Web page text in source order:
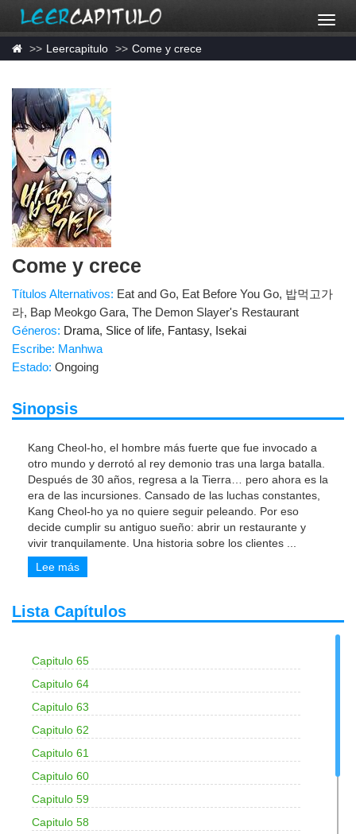
Leercapitulo Come y crece
Come y crece
Títulos Alternativos: Eat and Go, Eat Before You Go, 밥먹고가
라, Bap Meokgo Gara, The Demon Slayer's Restaurant
Géneros: Drama, Slice of life, Fantasy, Isekai
Escribe: Manhwa
Estado: Ongoing
Sinopsis
Kang Cheol-ho, el hombre más fuerte que fue invocado a
otro mundo y derrotó al rey demonio tras una larga batalla.
Después de 30 años, regresa a la Tierra… pero ahora es la
era de las incursiones. Cansado de las luchas constantes,
Kang Cheol-ho ya no quiere seguir peleando. Por eso
decide cumplir su antiguo sueño: abrir un restaurante y
vivir tranquilamente. Una historia sobre los clientes
Lee más
Lista Capítulos
Capitulo 65
Capitulo 64
Capitulo 63
Capitulo 62
Capitulo 61
Capitulo 60
Capitulo 59
Capitulo 58